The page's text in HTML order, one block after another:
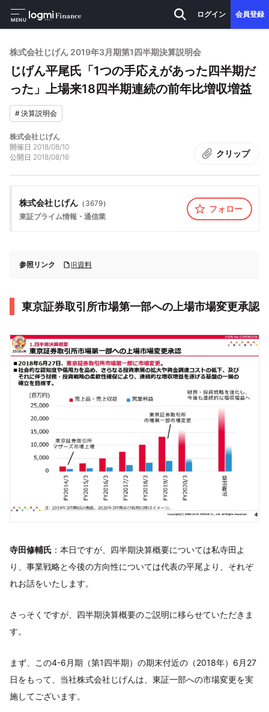
MENU
ログイン 会員登録
株式会社じげん 2019年3月期第1四半期決算説明会
じげん平尾氏「1つの手応えがあった四半期だ
った」上場来18四半期連続の前年比増収増益
#決算説明会
株式会社じげん
開催日 2018/08/10
公開日 2018/08/16 クリップ
株式会社じげん （ 3679）
東証プライム情報・通信業
フォロー
参照リンク IR資料
東京証券取引所市場第一部への上場市場変更承認
寺田修輔氏 ：本日ですが、四半期決算概要については私寺田よ
り、事業戦略と今後の方向性については代表の平尾より、それぞ
れお話をいたします。
さっそくですが、四半期決算概要のご説明に移らせていただきま
す。
まず、この4-6月期（第1四半期）の期末付近の（2018年）6月27
日をもって、当社株式会社じげんは、東証一部への市場変更を実
施してございます。